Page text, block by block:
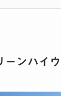
ーンハイ